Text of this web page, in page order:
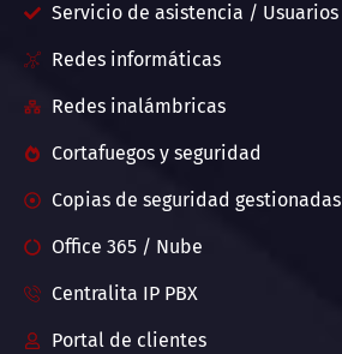
Servicio de asistencia / Usuarios
Redes informáticas
Redes inalámbricas
Cortafuegos y seguridad
Copias de seguridad gestionadas
Office 365 / Nube
Centralita IP PBX
Portal de clientes